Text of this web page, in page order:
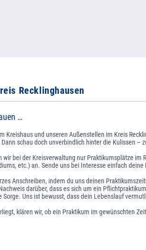
Recklinghausen
…
Kreishaus und unseren Außenstellen im Kreis
schau doch unverbindlich hinter die Kulissen –
wir bei der Kreisverwaltung nur Praktikumsplätze
etc.) an. Sende uns bei Interesse einfach deine
Anschreiben, indem du uns deinen
darüber, dass es sich um ein
Uns ist bewusst, dass dein Lebenslauf
klären wir, ob ein Praktikum im gewünschten